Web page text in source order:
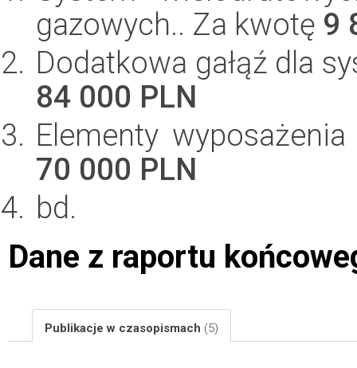
gazowych.. Za kwotę 9
Dodatkowa gałąź dla
84 000 PLN
Elementy
70 000 PLN
bd.
Dane z raportu
Publikacje w czasopismach (5)